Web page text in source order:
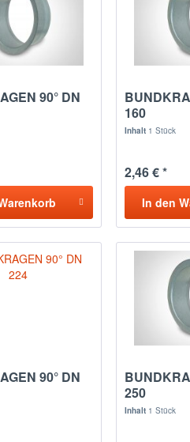
90° DN
160
Inhalt 1 Stück
2,46 € *
In den
90° DN
250
Inhalt 1 Stück